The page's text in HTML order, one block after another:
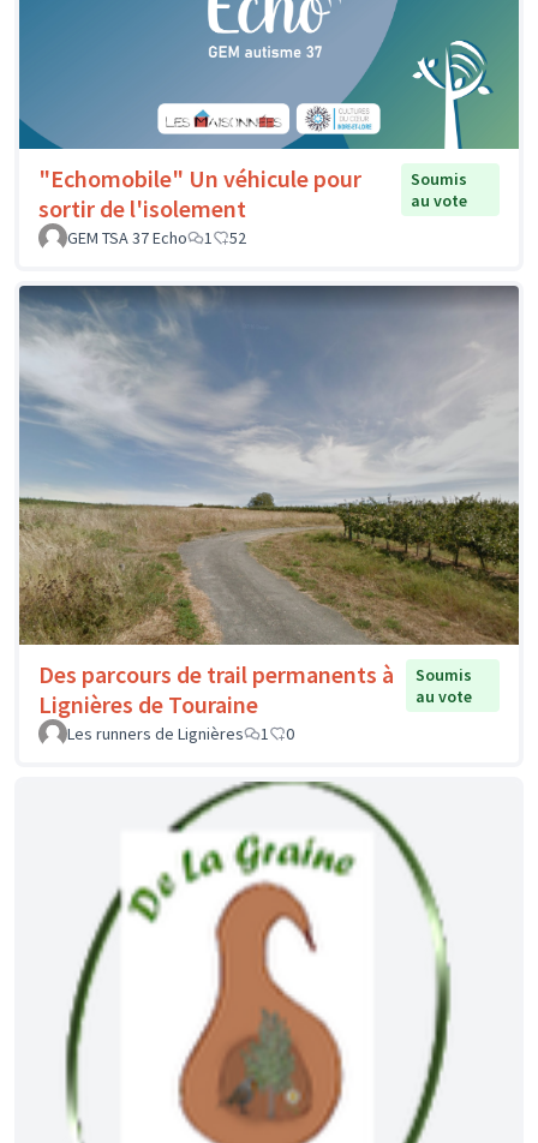
"Echomobile" Un véhicule pour
sortir de l'isolement
Soumis
au vote
GEM TSA 37 Echo
1 52
Des parcours de trail permanents à
Lignières de Touraine
Soumis
au vote
Les runners de Lignières
1 0